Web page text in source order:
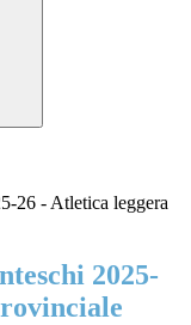
26 - Atletica leggera
2025-